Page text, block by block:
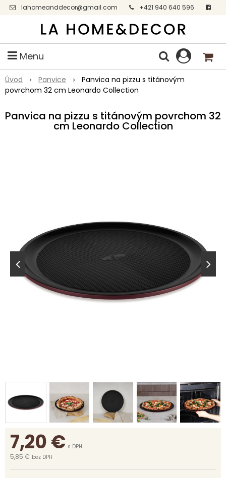
lahomeanddecor@gmail.com
+421 940 640 596
Facebook
Menu
Úvod Panvice
Panvica na pizzu s titánovým
povrchom 32 cm Leonardo Collection
Panvica na pizzu s titánovým povrchom 32
cm Leonardo Collection
7,20€ s DPH
5,85 € bez DPH